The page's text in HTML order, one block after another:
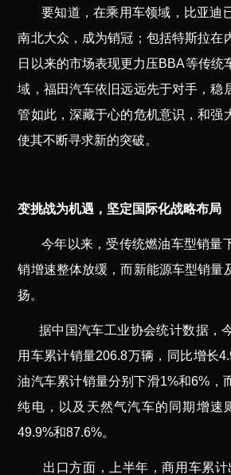
要知道，在乘用车领域，比亚迪
南北大众，成为销冠；包括特斯拉在
日以来的市场表现更力压BBA等传统
域，福田汽车依旧远远先于对手，稳
管如此，深藏于心的危机意识，和强
使其不断寻求新的突破。
变挑战为机遇，坚定国际化战略布局
今年以来，受传统燃油车型销量
销增速整体放缓，而新能源车型销量
扬。
据中国汽车工业协会统计数据，
用车累计销量206.8万辆，同比增长
油汽车累计销量分别下滑1%和6%，
纯电，以及天然气汽车的同期增速
49.9%和87.6%。
出口方面，上半年，商用车累计